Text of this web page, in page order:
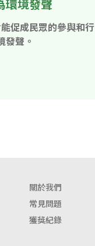
環境發聲
促成民眾的參與和行
發聲。
關於我們
常見問題
獲獎紀錄